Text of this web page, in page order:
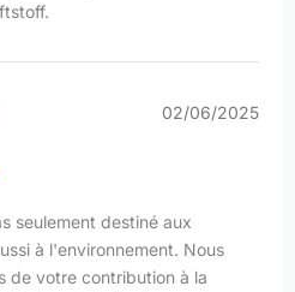
02/06/2025
seulement destiné aux
à l'environnement. Nous
de votre contribution à la